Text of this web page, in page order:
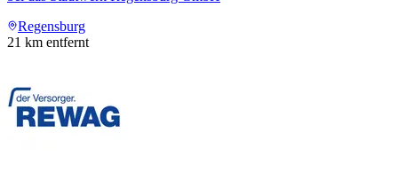
Regensburg
21 km entfernt